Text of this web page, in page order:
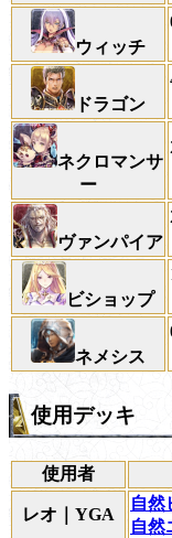
ウィッチ
ドラゴン
ネクロマンサ
ー
ヴァンパイア
ビショップ
ネメシス
使用デッキ
使用者
レオ｜YGA
自然
自然